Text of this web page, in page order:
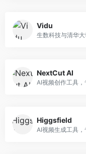
Vidu
NextCut AI
Higgsfield